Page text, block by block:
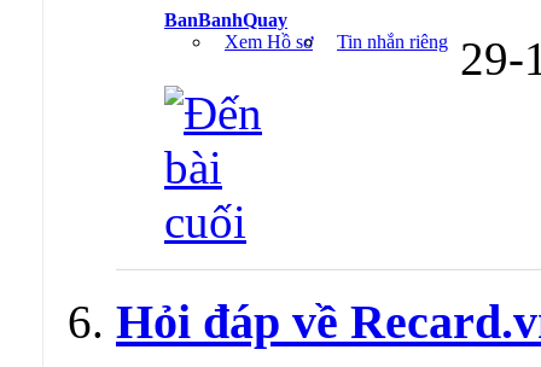
BanBanhQuay
Xem Hồ sơ
Tin nhắn riêng 29-
Hỏi đáp về